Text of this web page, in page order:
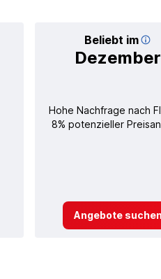
Beliebt im
Dezember
Hohe Nachfrage nach
8% potenzieller
Angebote suchen